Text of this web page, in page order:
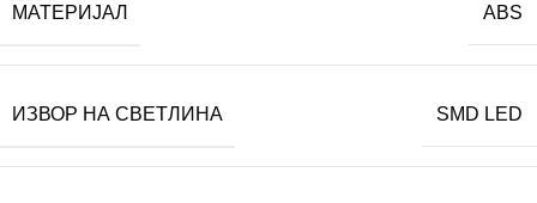
МАТЕРИЈАЛ ABS
ИЗВОР НА СВЕТЛИНА SMD LED